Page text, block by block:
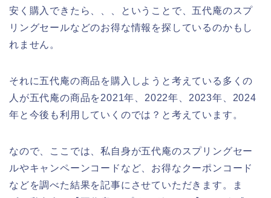
安く購入できたら、、、ということで、五代庵のスプ
リングセールなどのお得な情報を探しているのかもし
れません。
それに五代庵の商品を購入しようと考えている多くの
人が五代庵の商品を2021年、2022年、2023年、2024
年と今後も利用していくのでは？と考えています。
なので、ここでは、私自身が五代庵のスプリングセー
ルやキャンペーンコードなど、お得なクーポンコード
などを調べた結果を記事にさせていただきます。ま